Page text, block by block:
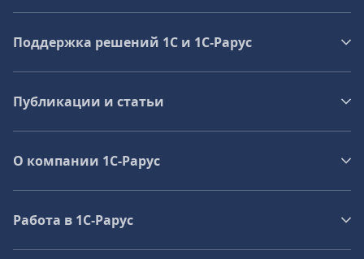
Поддержка решений 1С и 1С‑Рарус
Публикации и статьи
О компании 1C-Рарус
Работа в 1С‑Рарус